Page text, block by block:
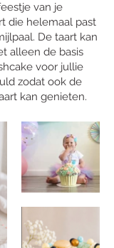
van je
die helemaal past
De taart kan
alleen de basis
voor jullie
zodat ook de
kan genieten.